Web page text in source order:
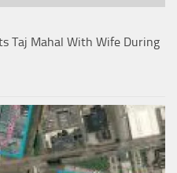
Taj Mahal With Wife During